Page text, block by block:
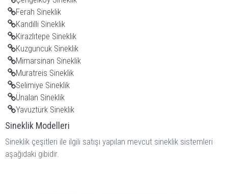
Ferah Sineklik
Kandilli Sineklik
Kirazlıtepe Sineklik
Kuzguncuk Sineklik
Mimarsinan Sineklik
Muratreis Sineklik
Selimiye Sineklik
Ünalan Sineklik
Yavuztürk Sineklik
Sineklik Modelleri
Sineklik çeşitleri ile ilgili satışı yapılan mevcut sineklik sistemleri
aşağıdaki gibidir.